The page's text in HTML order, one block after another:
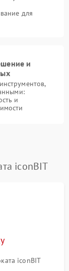
для
и
и
iconBIT
iconBIT